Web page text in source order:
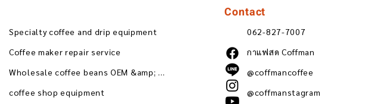
Specialty coffee and drip equipment
Coffee maker repair service
Wholesale coffee beans OEM &amp; ODM
coffee shop equipment
Contact
062-827-7007
กาแฟสด Coffman
@coffmancoffee
@coffmanstagram